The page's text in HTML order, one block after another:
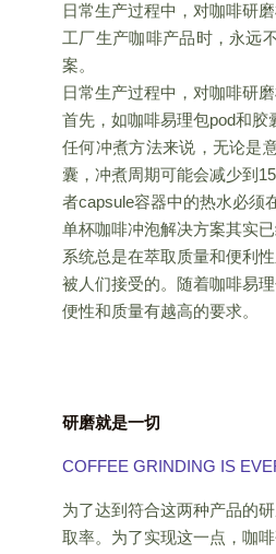
日常生产过程中，对咖啡研
工厂生产咖啡产品时，永远
案。
日常生产过程中，对咖啡研
首先，如咖啡易理包pod和
任何冲煮方法来说，无论是
囊，冲煮周期可能会减少到
者capsule容器中的热水必须
单杯咖啡冲泡解决方案其实
系统总是在萃取质量和便利
被人们接受的。随着咖啡易
便性和质量有越高的要求。
研磨就是一切
COFFEE GRINDING IS
为了达到符合这两种产品的
取率。为了实现这一点，咖